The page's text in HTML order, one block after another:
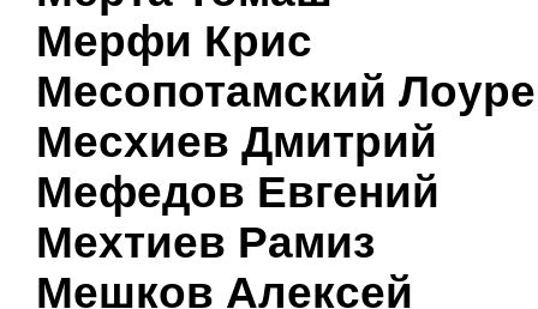
Мерфи Крис
Месопотамский
Месхиев Дмитрий
Мефедов Евгений
Мехтиев Рамиз
Мешков Алексей